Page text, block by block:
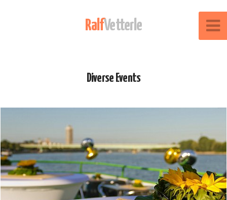
RalfVetterle
Diverse Events